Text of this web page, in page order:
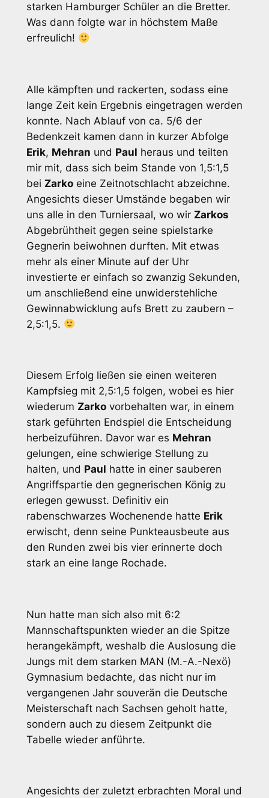
starken Hamburger Schüler an die Bretter.
Was dann folgte war in höchstem Maße
erfreulich!
Alle kämpften und rackerten, sodass eine
lange Zeit kein Ergebnis eingetragen werden
konnte. Nach Ablauf von ca. 5/6 der
Bedenkzeit kamen dann in kurzer Abfolge
Erik, Mehran und Paul heraus und teilten
mir mit, dass sich beim Stande von 1,5:1,5
bei Zarkoeine Zeitnotschlacht abzeichne.
Angesichts dieser Umstände begaben wir
uns alle in den Turniersaal, wo wir Zarkos
Abgebrühtheit gegen seine spielstarke
Gegnerin beiwohnen durften. Mit etwas
mehr als einer Minute auf der Uhr
investierte er einfach so zwanzig Sekunden,
um anschließend eine unwiderstehliche
Gewinnabwicklung aufs Brett zu zaubern –
2,5:1,5.
Diesem Erfolg ließen sie einen weiteren
Kampfsieg mit 2,5:1,5 folgen, wobei es hier
wiederum Zarkovorbehalten war, in einem
stark geführten Endspiel die Entscheidung
herbeizuführen. Davor war es Mehran
gelungen, eine schwierige Stellung zu
halten, und Paul hatte in einer sauberen
Angriffspartie den gegnerischen König zu
erlegen gewusst. Definitiv ein
rabenschwarzes Wochenende hatte Erik
erwischt, denn seine Punkteausbeute aus
den Runden zwei bis vier erinnerte doch
stark an eine lange Rochade.
Nun hatte man sich also mit 6:2
Mannschaftspunkten wieder an die Spitze
herangekämpft, weshalb die Auslosung die
Jungs mit dem starken MAN (M.-A.-Nexö)
Gymnasium bedachte, das nicht nur im
vergangenen Jahr souverän die Deutsche
Meisterschaft nach Sachsen geholt hatte,
sondern auch zu diesem Zeitpunkt die
Tabelle wieder anführte.
Angesichts der zuletzt erbrachten Moral und